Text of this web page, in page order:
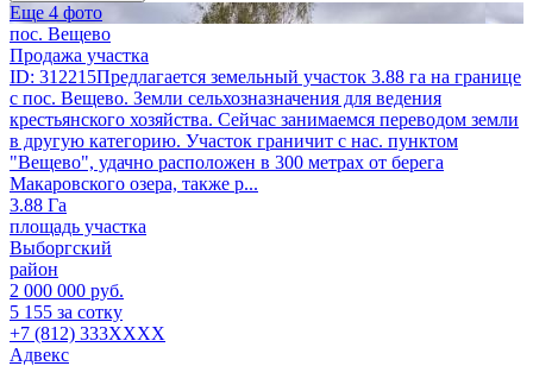
Еще 4 фото
пос. Вещево
Продажа участка
ID: 312215Предлагается земельный участок 3.88 га на границе
с пос. Вещево. Земли сельхозназначения для ведения
крестьянского хозяйства. Сейчас занимаемся переводом земли
в другую категорию. Участок граничит с нас. пунктом
"Вещево", удачно расположен в 300 метрах от берега
Макаровского озера, также р...
3.88 Га
площадь участка
Выборгский
район
2 000 000 руб.
5 155 за сотку
+7 (812) 333XXXX
Адвекс